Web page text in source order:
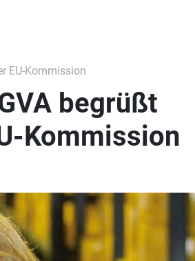
EU-Kommission
begrüßt
Kommission